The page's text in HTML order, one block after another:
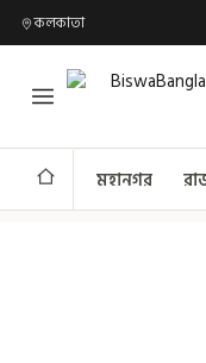
কলকাতা
মহানগর